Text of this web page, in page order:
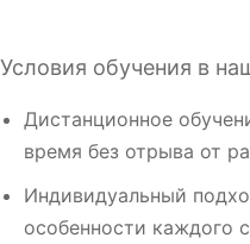
Условия обучения в
Дистанционное
время без отрыва от
Индивидуальный
особенности каждого